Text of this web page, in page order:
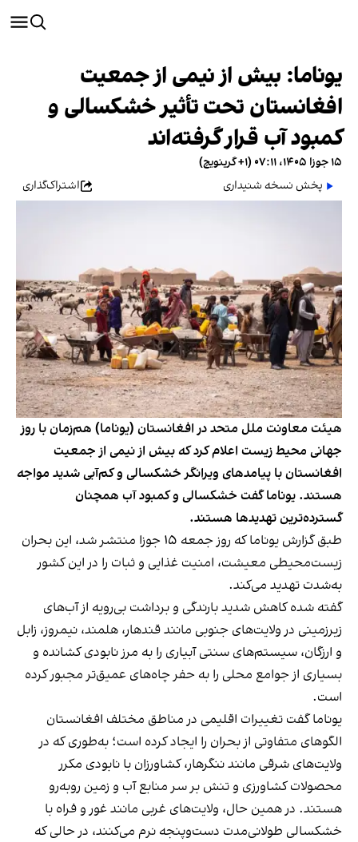
یوناما: بیش از نیمی از جمعیت
افغانستان تحت تأثیر خشکسالی و
کمبود آب قرار گرفته‌اند
۱۵ جوزا ۱۴۰۵، ۰۷:۱۱ (‎+۱ گرینویچ)
پخش نسخه شنیداری
اشتراک‌گذاری
هیئت معاونت ملل متحد در افغانستان (یوناما) هم‌زمان با روز
جهانی محیط زیست اعلام کرد که بیش از نیمی از جمعیت
افغانستان با پیامدهای ویرانگر خشکسالی و کم‌آبی شدید مواجه
هستند. یوناما گفت خشکسالی و کمبود آب همچنان
گسترده‌ترین تهدیدها هستند.
طبق گزارش یوناما که روز جمعه ۱۵ جوزا منتشر شد، این بحران
زیست‌محیطی معیشت، امنیت غذایی و ثبات را در این کشور
به‌شدت تهدید می‌کند.
گفته شده کاهش شدید بارندگی و برداشت بی‌رویه از آب‌های
زیرزمینی در ولایت‌های جنوبی مانند قندهار، هلمند، نیمروز، زابل
و ارزگان، سیستم‌های سنتی آبیاری را به مرز نابودی کشانده و
بسیاری از جوامع محلی را به حفر چاه‌های عمیق‌تر مجبور کرده
است.
یوناما گفت تغییرات اقلیمی در مناطق مختلف افغانستان
الگوهای متفاوتی از بحران را ایجاد کرده است؛ به‌طوری که در
ولایت‌های شرقی مانند ننگرهار، کشاورزان با نابودی مکرر
محصولات کشاورزی و تنش بر سر منابع آب و زمین روبه‌رو
هستند. در همین حال، ولایت‌های غربی مانند غور و فراه با
خشکسالی طولانی‌مدت دست‌وپنجه نرم می‌کنند، در حالی که